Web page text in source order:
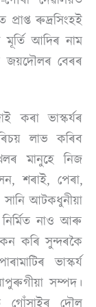
ৰুদ্ৰসিংহই
আদিৰ নাম
জয়দৌলৰ বেৰৰ
কৰা ভাস্কৰ্যৰ
লাভ কৰিব
মানুহে নিজ
শৰাই, পেৰা,
সানি আটকধুনীয়া
নাও আৰু
কৰি সুন্দৰকৈ
ভাস্কৰ্য
সম্পদ।